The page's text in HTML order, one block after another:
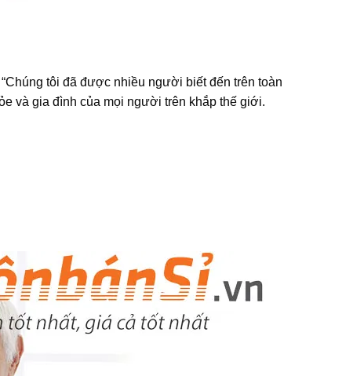
tôi đã được nhiều người biết đến trên toàn
và gia đình của mọi người trên khắp thế giới.